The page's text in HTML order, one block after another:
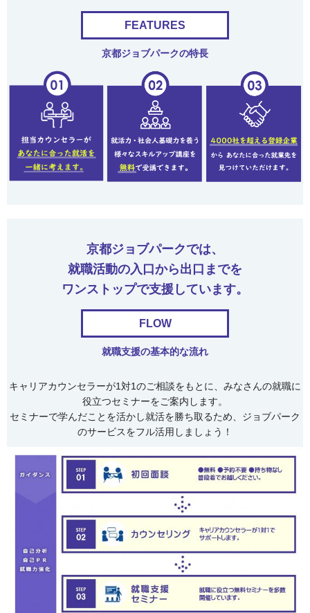
FEATURES
京都ジョブパークの特長
京都ジョブパークでは、
就職活動の入口から出口までを
ワンストップで支援しています。
FLOW
就職支援の基本的な流れ
キャリアカウンセラーが1対1のご相談をもとに、みなさんの就職に
役立つセミナーをご案内します。
セミナーで学んだことを活かし就活を勝ち取るため、ジョブパーク
のサービスをフル活用しましょう！